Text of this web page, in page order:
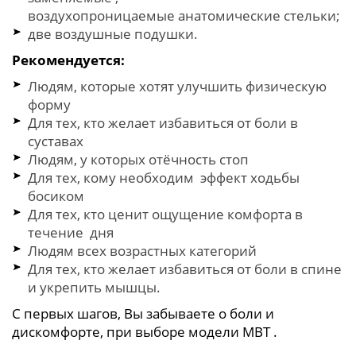
воздухопроницаемые анатомические стельки;
две воздушные подушки.
Рекомендуется:
Людям, которые хотят улучшить физическую
форму
Для тех, кто желает избавиться от боли в
суставах
Людям, у которых отёчность стоп
Для тех, кому необходим эффект ходьбы
босиком
Для тех, кто ценит ощущение комфорта в
течение дня
Людям всех возрастных категорий
Для тех, кто желает избавиться от боли в спине
и укрепить мышцы.
С первых шагов, Вы забываете о боли и
дискомфорте, при выборе модели МВТ .